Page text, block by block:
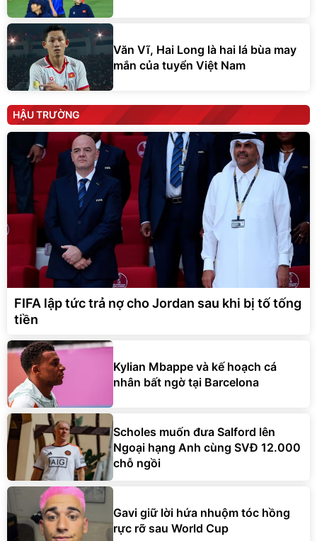
Văn Vĩ, Hai Long là hai lá bùa may
mắn của tuyển Việt Nam
HẬU TRƯỜNG
FIFA lập tức trả nợ cho Jordan sau khi bị tố tống
tiền
Kylian Mbappe và kế hoạch cá
nhân bất ngờ tại Barcelona
Scholes muốn đưa Salford lên
Ngoại hạng Anh cùng SVĐ 12.000
chỗ ngồi
Gavi giữ lời hứa nhuộm tóc hồng
rực rỡ sau World Cup